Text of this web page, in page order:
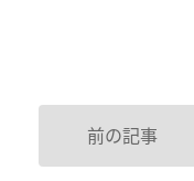
前の記事